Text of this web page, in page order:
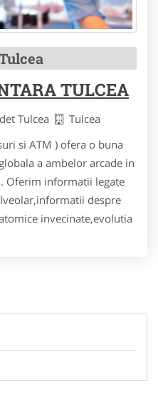
TULCEA
Tulcea
Tulcea
si ATM ) ofera o buna
a ambelor arcade in
Oferim informatii legate
despre
invecinate,evolutia